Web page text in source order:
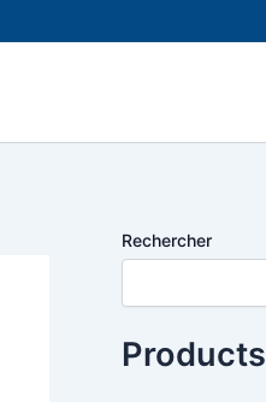
Rechercher
Products